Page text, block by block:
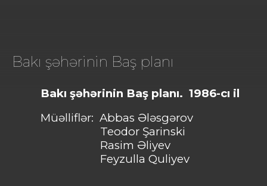
Bakı şəhərinin Baş planı
Bakı şəhərinin Baş planı. 1986-cı il
Müəlliflər: Abbas Ələsgərov
Teodor Şarinski
Rasim Əliyev
Feyzulla Quliyev